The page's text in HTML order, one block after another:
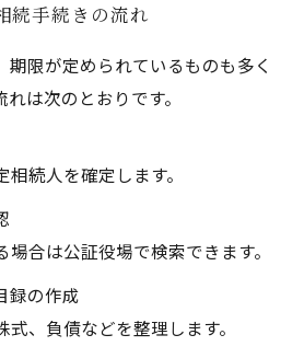
続手続きの流れ
期限が定められているものも多く
は次のとおりです。
続人を確定します。
合は公証役場で検索できます。
録の作成
、負債などを整理します。